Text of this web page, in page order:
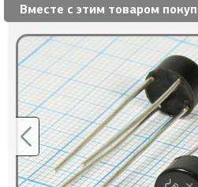
Вместе с этим товаром